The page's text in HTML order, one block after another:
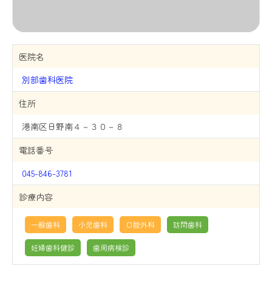
医院名
別部歯科医院
住所
港南区日野南４－３０－８
電話番号
045-846-3781
診療内容
一般歯科 小児歯科 口腔外科 訪問歯科
妊婦歯科健診 歯周病検診